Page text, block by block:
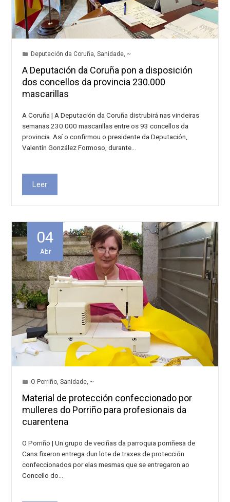
Deputación da Coruña,Sanidade, ~
A Deputación da Coruña pon a disposición
dos concellos da provincia 230.000
mascarillas
A Coruña | A Deputación da Coruña distrubirá nas vindeiras
semanas 230.000 mascarillas entre os 93 concellos da
provincia. Así o confirmou o presidente da Deputación,
Valentín González Formoso, durante…
Leer
04
Abr
O Porriño,Sanidade, ~
Material de protección confeccionado por
mulleres do Porriño para profesionais da
cuarentena
O Porriño | Un grupo de veciñas da parroquia porriñesa de
Cans fixeron entrega dun lote de traxes de protección
confeccionados por elas mesmas que se entregaron ao
Concello do…